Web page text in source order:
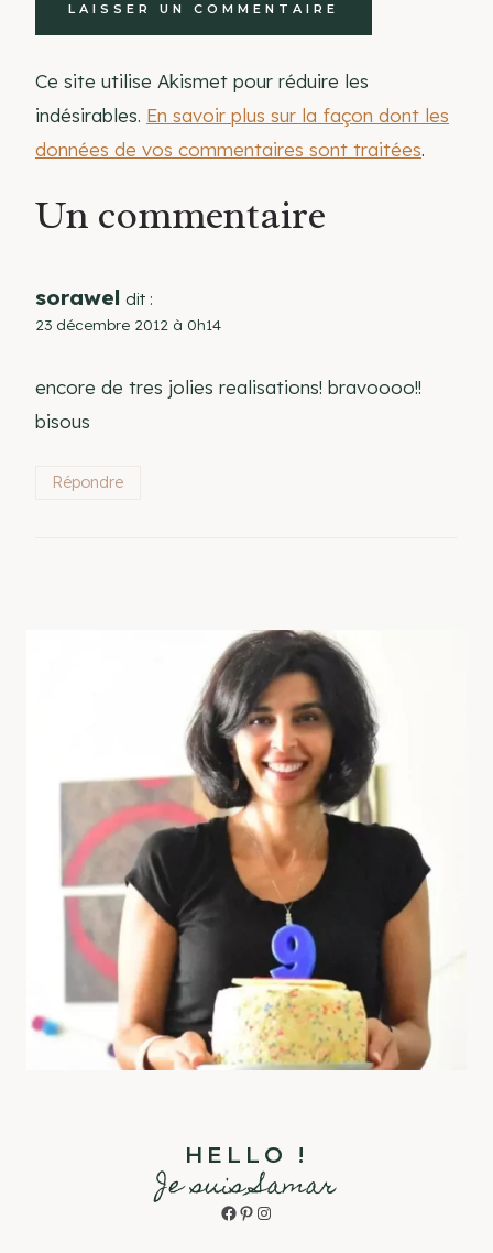
Ce site utilise Akismet pour réduire les
indésirables. En savoir plus sur la façon dont les
données de vos commentaires sont traitées.
Un commentaire
sorawel dit :
23 décembre 2012 à 0h14
encore de tres jolies realisations! bravoooo!!
bisous
Répondre
HELLO !
Je suis Samar
Facebook
Pinterest
Instagram